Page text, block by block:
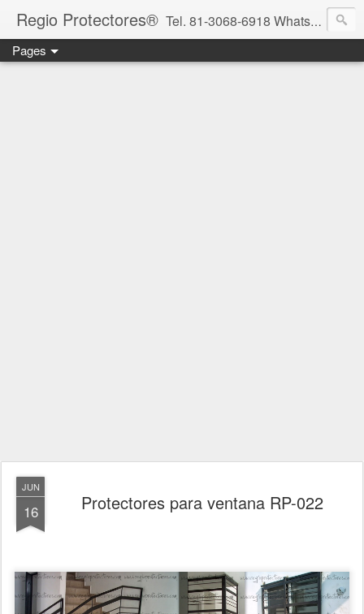
Regio Protectores® Tel. 81-3068-6918 WhatsApp 81-2636-2823 / 33-1145-3780 cotizacionregioprotectores@gmail.com / regioprotectores@gmail.com https://www.facebook.com/RegioProtectores/
Pages
JUN
16 Protectores para ventana RP-022